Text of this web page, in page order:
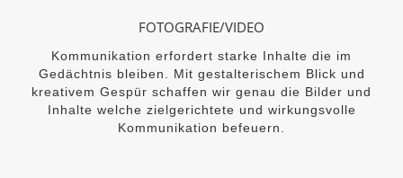
FOTOGRAFIE/VIDEO
Kommunikation erfordert starke Inhalte die im
Gedächtnis bleiben. Mit gestalterischem Blick und
kreativem Gespür schaffen wir genau die Bilder und
Inhalte welche zielgerichtete und wirkungsvolle
Kommunikation befeuern.